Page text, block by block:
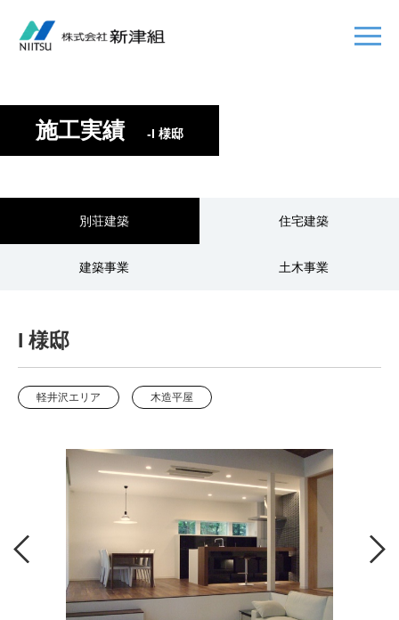
施工実績 -I 様邸
別荘建築 住宅建築
建築事業 土木事業
I 様邸
軽井沢エリア 木造平屋